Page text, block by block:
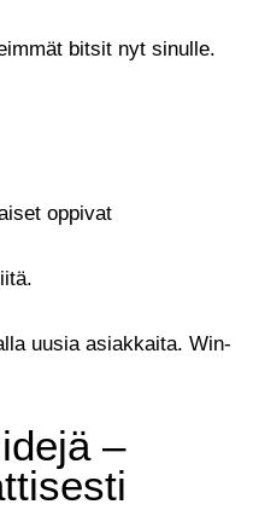
bitsit nyt sinulle.
oppivat
uusia asiakkaita. Win-
–